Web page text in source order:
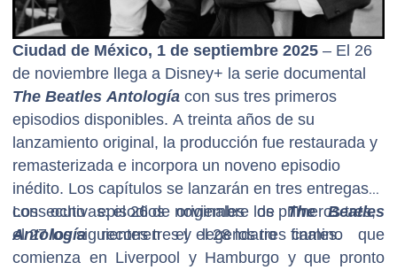
Ciudad de México, 1 de septiembre 2025 – El 26
de noviembre llega a Disney+ la serie documental
The Beatles Antología con sus tres primeros
episodios disponibles. A treinta años de su
lanzamiento original, la producción fue restaurada y
remasterizada e incorpora un noveno episodio
inédito. Los capítulos se lanzarán en tres entregas
consecutivas: el 26 de noviembre los primeros tres,
el 27 los siguientes tres y el 28 los tres finales.
Los ocho episodios originales deThe Beatles
Antologíarecorren el legendario camino que
comienza en Liverpool y Hamburgo y que pronto